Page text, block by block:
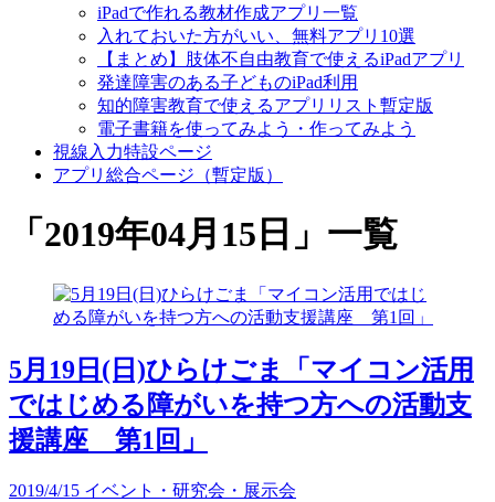
iPadで作れる教材作成アプリ一覧
入れておいた方がいい、無料アプリ10選
【まとめ】肢体不自由教育で使えるiPadアプリ
発達障害のある子どものiPad利用
知的障害教育で使えるアプリリスト暫定版
電子書籍を使ってみよう・作ってみよう
視線入力特設ページ
アプリ総合ページ（暫定版）
「 2019年04月15日 」 一覧
5月19日(日)ひらけごま「マイコン活用
ではじめる障がいを持つ方への活動支
援講座 第1回」
2019/4/15 イベント・研究会・展示会